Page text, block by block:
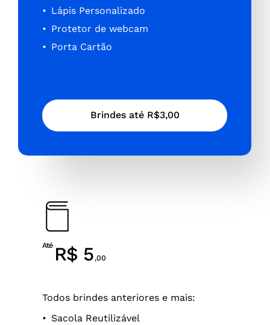
Lápis Personalizado
Protetor de webcam
Porta Cartão
Brindes até R$3,00
Até R$ 5,00
Todos brindes anteriores e mais:
Sacola Reutilizável